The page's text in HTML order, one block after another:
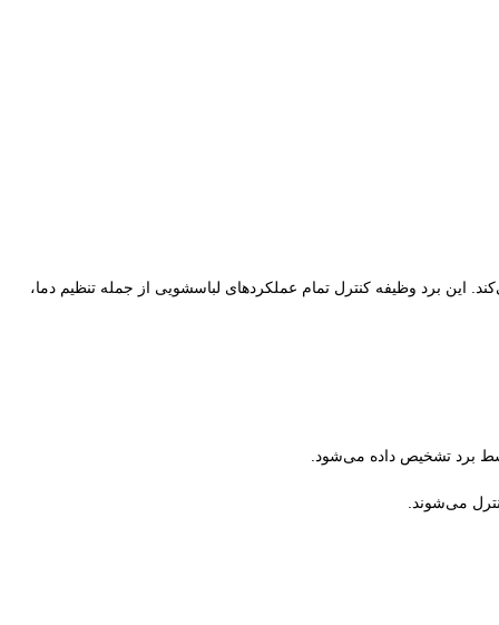
این برد وظیفه کنترل تمام عملکردهای لباسشویی از جمله تنظیم دما،
برد تشخیص داده می‌شود.
می‌شوند.